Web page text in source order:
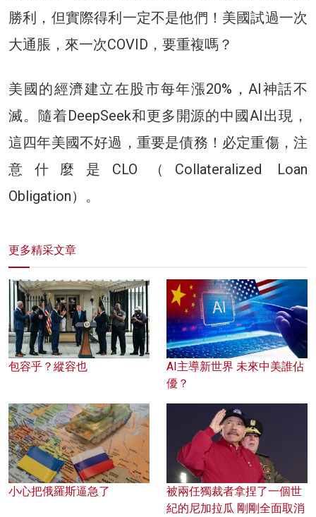
勝利，但實際得利一定不是他們！美國試過一次
大通脹，來一次COVID，要重複嗎？
美國的經濟建立在股市每年漲20%，AI神話不
滅。隨着DeepSeek和更多開源的中國AI出現，
這四年美國不好過，重要是債務！必定重傷，注
意什麼是CLO（Collateralized Loan
Obligation）。
更多精采文章
包容乎？縱容也
AI主導新世界 未來中美誰佔
優？
小心把俄羅斯逼急了
被兩任獨裁者拿捏了一個世
紀的尼加拉瓜 剛剛全面取消